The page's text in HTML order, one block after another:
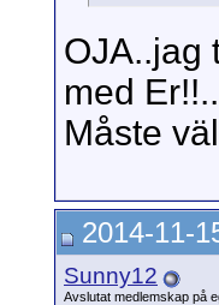
OJA..jag
med Er!!..
Måste
2014-11-
Sunny12
Avslutat medlemskap på